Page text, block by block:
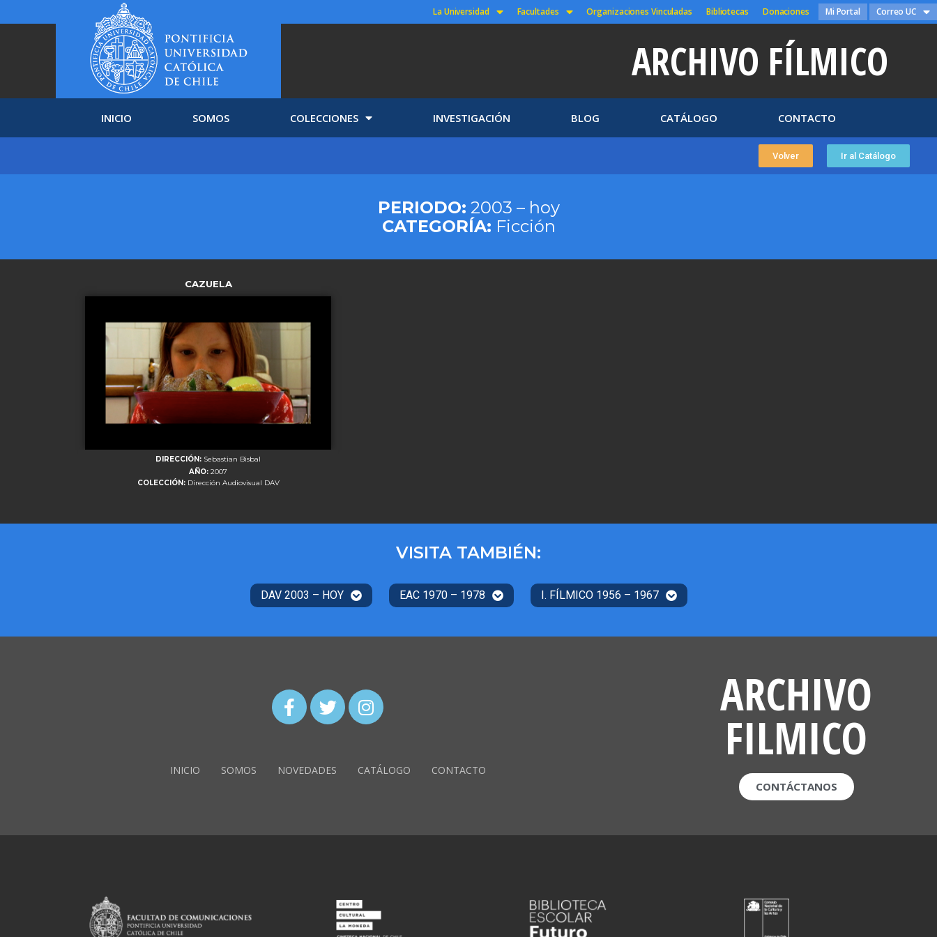
La Universidad Facultades Organizaciones Vinculadas Bibliotecas Donaciones Mi Portal Correo UC
ARCHIVO FÍLMICO
INICIO SOMOS COLECCIONES INVESTIGACIÓN BLOG CATÁLOGO CONTACTO
Volver Ir al Catálogo
PERIODO: 2003 – hoy
CATEGORÍA: Ficción
CAZUELA
DIRECCIÓN: Sebastian Bisbal
AÑO:2007
COLECCIÓN: Dirección Audiovisual DAV
VISITA TAMBIÉN:
DAV 2003 – HOY EAC 1970 – 1978 I. FÍLMICO 1956 – 1967
INICIO SOMOS NOVEDADES CATÁLOGO CONTACTO
ARCHIVO
FILMICO
CONTÁCTANOS